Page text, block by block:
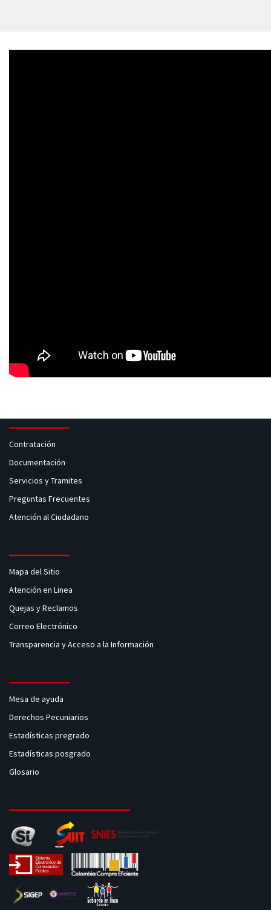
Contratación
Documentación
Servicios y Tramites
Preguntas Frecuentes
Atención al Ciudadano
Mapa del Sitio
Atención en Linea
Quejas y Reclamos
Correo Electrónico
Transparencia y Acceso a la Información
Mesa de ayuda
Derechos Pecuniarios
Estadísticas pregrado
Estadísticas posgrado
Glosario